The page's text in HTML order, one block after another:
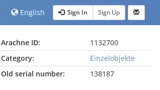
English Sign In Sign Up
Arachne ID:
1132700
Category:
Einzelobjekte
Old serial number:
138187